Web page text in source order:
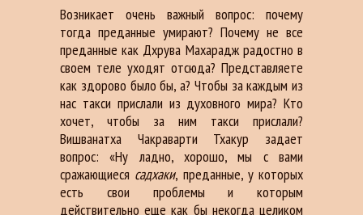
Возникает очень важный вопрос: почему
тогда преданные умирают? Почему не все
преданные как Дхрува Махарадж радостно в
своем теле уходят отсюда? Представляете
как здорово было бы, а? Чтобы за каждым из
нас такси прислали из духовного мира? Кто
хочет, чтобы за ним такси прислали?
Вишванатха Чакраварти Тхакур задает
вопрос: «Ну ладно, хорошо, мы с вами
сражающиеся садхаки, преданные, у которых
есть свои проблемы и которым
действительно еще как бы некогда целиком